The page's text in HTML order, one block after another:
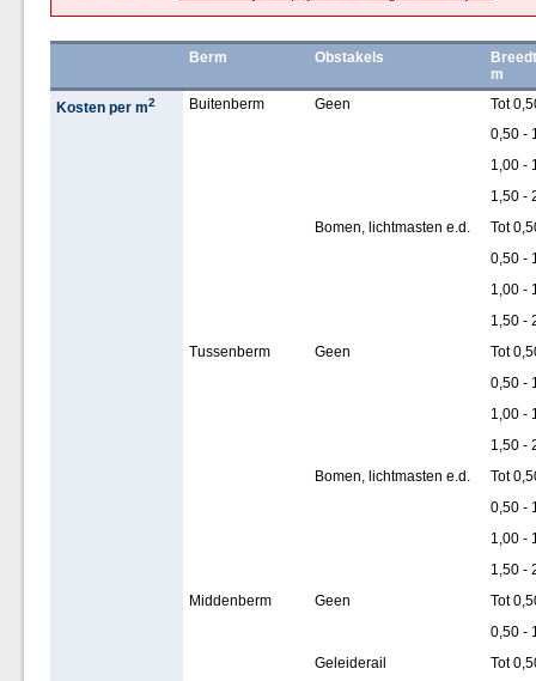
Berm Obstakels
m
Kosten per m2 Buitenberm Geen
Tot
0,50 -
1,00 -
1,50 -
Bomen, lichtmasten e.d.
Tot
0,50 -
1,00 -
1,50 -
Tussenberm
Geen
Tot
0,50 -
1,00 -
1,50 -
Bomen, lichtmasten e.d.
Tot
0,50 -
1,00 -
1,50 -
Middenberm
Geen
Tot
0,50 -
Geleiderail
Tot